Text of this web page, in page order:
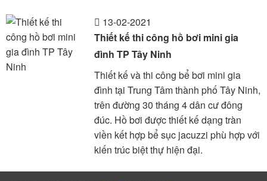
13-02-2021
Thiết kế thi công hồ bơi mini gia
đình TP Tây Ninh
Thiết kế và thi công bể bơi mini gia
đình tại Trung Tâm thành phố Tây Ninh,
trên đường 30 tháng 4 dân cư đông
đúc. Hồ bơi được thiết kế dạng tràn
viền kết hợp bể sục jacuzzi phù hợp với
kiến trúc biệt thự hiện đại.